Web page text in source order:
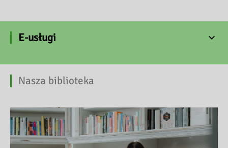
E-usługi
Nasza biblioteka